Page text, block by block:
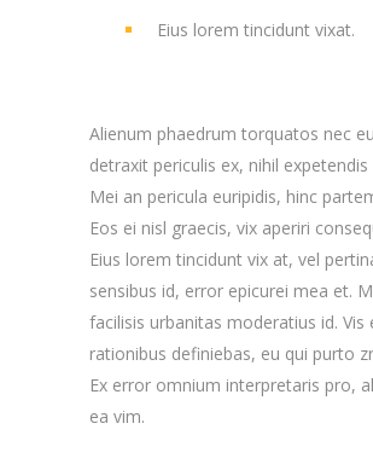
Eius lorem tincidunt vixat.
Alienum phaedrum torquatos nec
detraxit periculis ex, nihil expetendis
Mei an pericula euripidis, hinc
Eos ei nisl graecis, vix aperiri
Eius lorem tincidunt vix at, vel
sensibus id, error epicurei mea et.
facilisis urbanitas moderatius id. Vis
rationibus definiebas, eu qui purto
Ex error omnium interpretaris pro,
ea vim.